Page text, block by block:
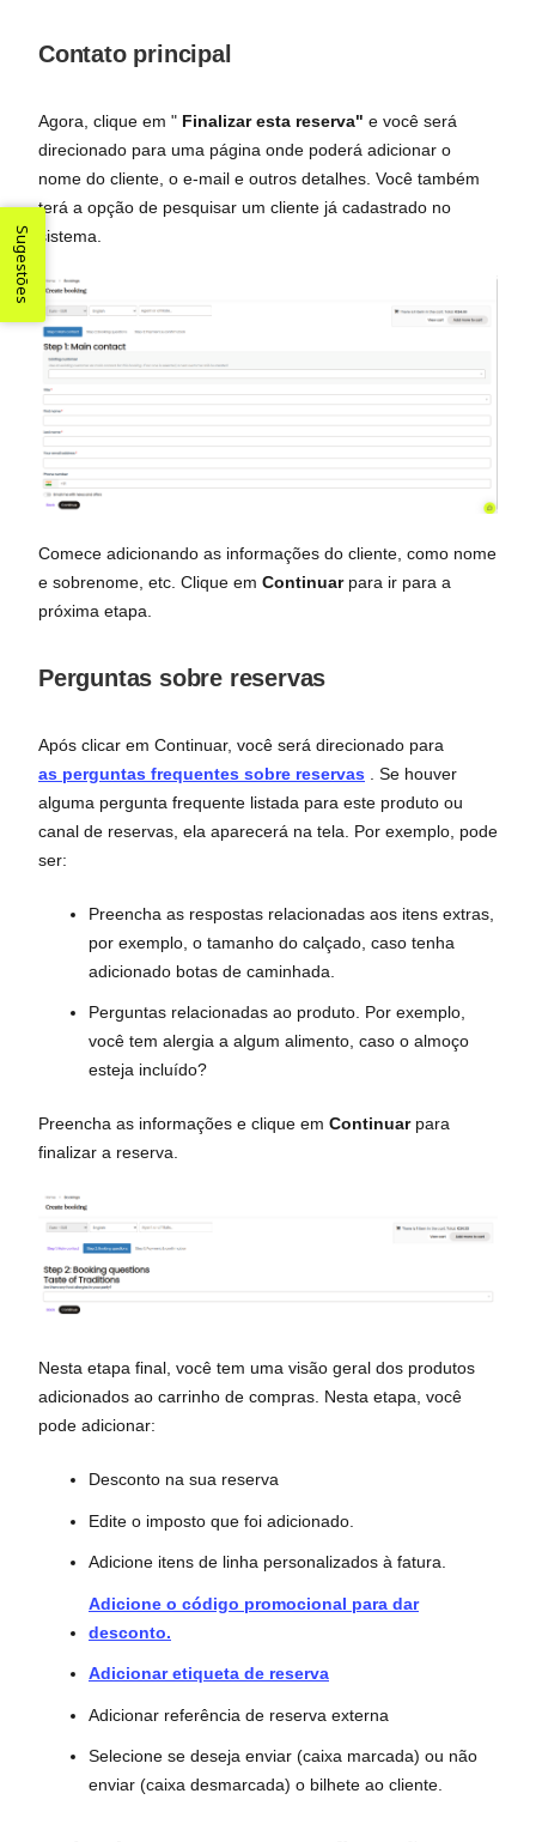
Contato principal
Agora, clique em " Finalizar esta reserva" e você será
direcionado para uma página onde poderá adicionar o
nome do cliente, o e-mail e outros detalhes. Você também
terá a opção de pesquisar um cliente já cadastrado no
sistema.
Comece adicionando as informações do cliente, como nome
e sobrenome, etc. Clique em Continuarpara ir para a
próxima etapa.
Perguntas sobre reservas
Após clicar em Continuar, você será direcionado para
as perguntas frequentes sobre reservas . Se houver
alguma pergunta frequente listada para este produto ou
canal de reservas, ela aparecerá na tela. Por exemplo, pode
ser:
Preencha as respostas relacionadas aos itens extras,
por exemplo, o tamanho do calçado, caso tenha
adicionado botas de caminhada.
Perguntas relacionadas ao produto. Por exemplo,
você tem alergia a algum alimento, caso o almoço
esteja incluído?
Preencha as informações e clique em Continuarpara
finalizar a reserva.
Nesta etapa final, você tem uma visão geral dos produtos
adicionados ao carrinho de compras. Nesta etapa, você
pode adicionar:
Desconto na sua reserva
Edite o imposto que foi adicionado.
Adicione itens de linha personalizados à fatura.
Adicione o código promocional para dar
desconto.
Adicionar etiqueta de reserva
Adicionar referência de reserva externa
Selecione se deseja enviar (caixa marcada) ou não
enviar (caixa desmarcada) o bilhete ao cliente.
Sugestões